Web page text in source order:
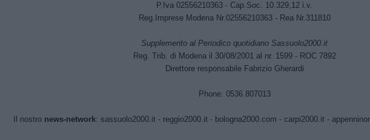
P.Iva 02556210363 - Cap.Soc. 10.329,12 i.v.
Reg.Imprese Modena Nr.02556210363 - Rea Nr.311810
Supplemento al Periodico quotidiano Sassuolo2000.it
Reg. Trib. di Modena il 30/08/2001 al nr. 1599 - ROC 7892
Direttore responsabile Fabrizio Gherardi
Phone: 0536.807013
Il nostro news-network: sassuolo2000.it- reggio2000.it - bologna2000.com - carpi2000.it-